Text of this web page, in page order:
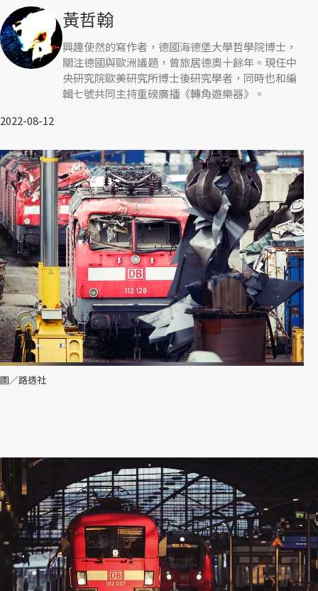
黃哲翰
興趣使然的寫作者，德國海德堡大學哲學院博士，
關注德國與歐洲議題，曾旅居德奧十餘年。現任中
央研究院歐美研究所博士後研究學者，同時也和編
輯七號共同主持重磅廣播《轉角遊樂器》。
2022-08-12
圖／路透社